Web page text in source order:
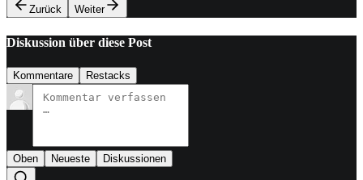
Zurück
Weiter
Diskussion über diese Post
Kommentare Restacks
Oben Neueste Diskussionen